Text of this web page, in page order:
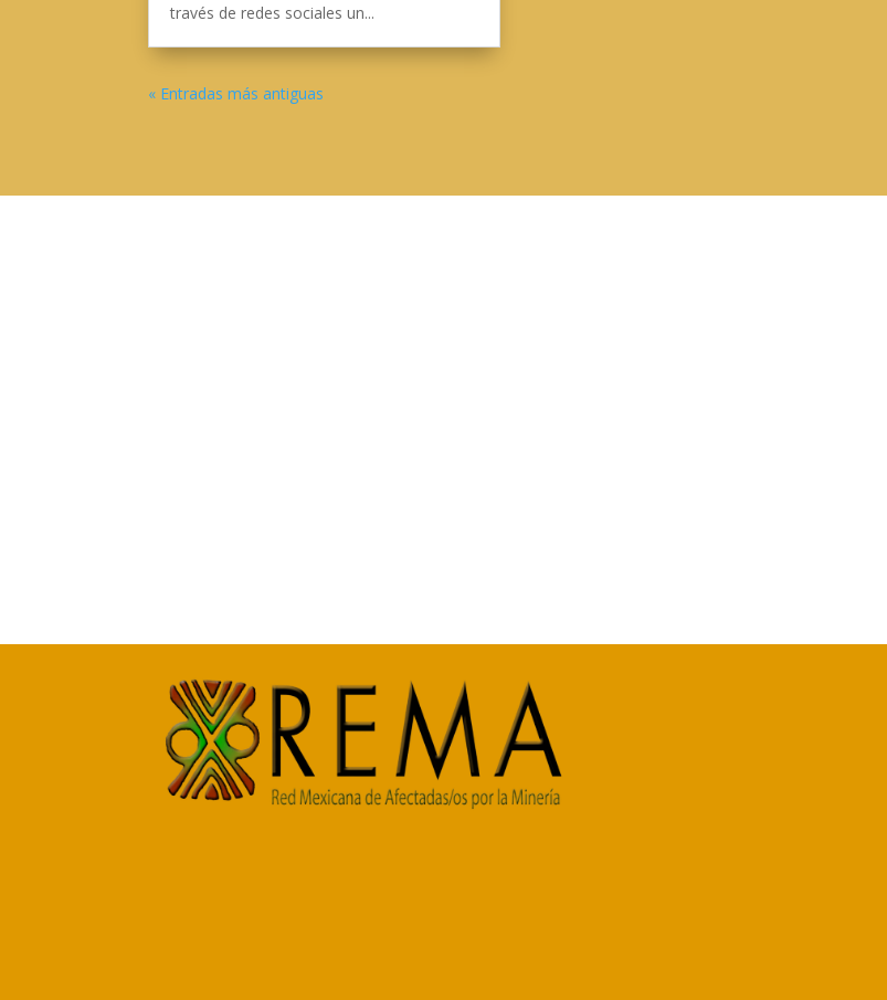
través de redes sociales un...
« Entradas más antiguas